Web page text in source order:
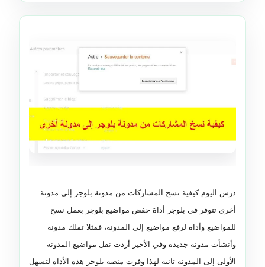
درس اليوم كيفية نسخ المشاركات من مدونة بلوجر إلى مدونة
أخرى تتوفر في بلوجر أداة حفض مواضيع بلوجر بعمل نسخ
للمواضيع وأداة لرفع مواضيع إلى المدونة، فمثلا تملك مدونة
وأنشأت مدونة جديدة وفي الأخير أردت نقل مواضيع المدونة
الأولى إلى المدونة تانية لهذا وفرت منصة بلوجر هذه الأداة لتسهل